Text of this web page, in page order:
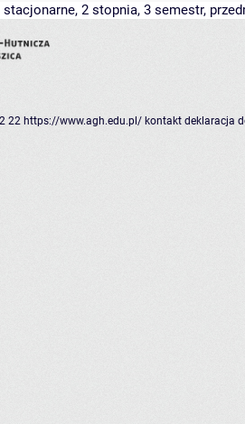
stacjonarne, 2 stopnia, 3 semestr,
22 https://www.agh.edu.pl/ kontakt deklaracja